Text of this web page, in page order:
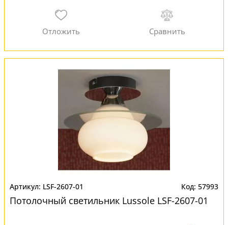
LSF-2607-01 57993
Потолочный светильник Lussole LSF-2607-01